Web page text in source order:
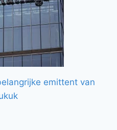
emittent van